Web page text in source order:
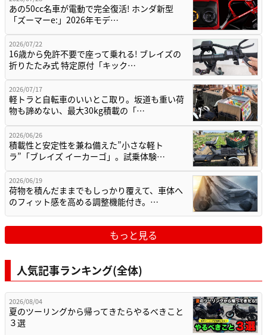
あの50cc名車が電動で完全復活! ホンダ新型
「ズーマーe:」2026年モデ…
2026/07/22
16歳から免許不要で座って乗れる! ブレイズの
折りたたみ式 特定原付「キック…
2026/07/17
軽トラと自転車のいいとこ取り。坂道も重い荷
物も諦めない、最大30kg積載の「…
2026/06/26
積載性と安定性を兼ね備えた”小さな軽ト
ラ”「ブレイズ イーカーゴ」。試乗体験…
2026/06/19
荷物を積んだままでもしっかり覆えて、車体へ
のフィット感を高める調整機能付き。…
もっと見る
人気記事ランキング(全体)
2026/08/04
夏のツーリングから帰ってきたらやるべきこと
３選